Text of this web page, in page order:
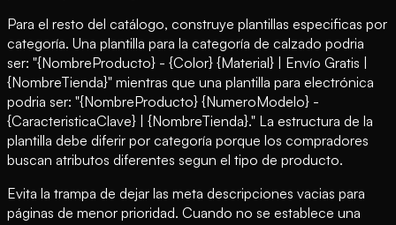
Para el resto del catálogo, construye plantillas especificas por
categoría. Una plantilla para la categoría de calzado podria
ser: "{NombreProducto} - {Color} {Material} | Envío Gratis |
{NombreTienda}" mientras que una plantilla para electrónica
podria ser: "{NombreProducto} {NumeroModelo} -
{CaracteristicaClave} | {NombreTienda}." La estructura de la
plantilla debe diferir por categoría porque los compradores
buscan atributos diferentes segun el tipo de producto.
Evita la trampa de dejar las meta descripciones vacias para
páginas de menor prioridad. Cuando no se establece una